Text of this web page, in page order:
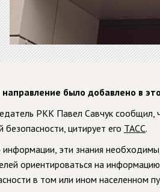
было добавлено в
РКК Павел Савчук сообщил,
безопасности, цитирует его ТАСС.
информации, эти знания
ориентироваться на
в том или ином населенном